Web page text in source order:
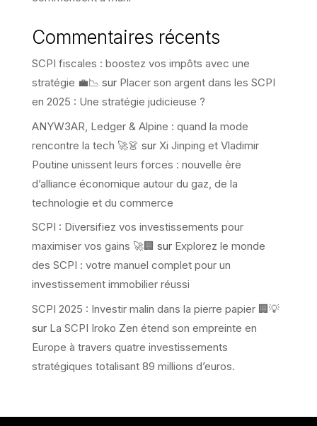
Commentaires récents
SCPI fiscales : boostez vos impôts avec une
stratégie 💼📉 sur Placer son argent dans les SCPI
en 2025 : Une stratégie judicieuse ?
ANYW3AR, Ledger & Alpine : quand la mode
rencontre la tech 🚀👗 sur Xi Jinping et Vladimir
Poutine unissent leurs forces : nouvelle ère
d’alliance économique autour du gaz, de la
technologie et du commerce
SCPI : Diversifiez vos investissements pour
maximiser vos gains 🚀🏢 sur Explorez le monde
des SCPI : votre manuel complet pour un
investissement immobilier réussi
SCPI 2025 : Investir malin dans la pierre papier 🏢💡
sur La SCPI Iroko Zen étend son empreinte en
Europe à travers quatre investissements
stratégiques totalisant 89 millions d’euros.